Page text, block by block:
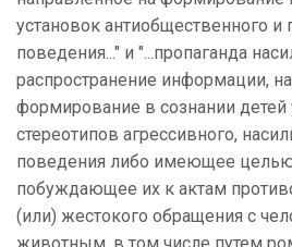
установок антиобщественного и
поведения..." и "...пропаганда
распространение информации,
формирование в сознании детей
стереотипов агрессивного,
поведения либо имеющее
побуждающее их к актам
(или) жестокого обращения с